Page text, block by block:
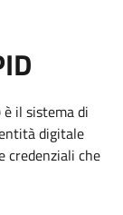
il sistema di
digitale
credenziali che